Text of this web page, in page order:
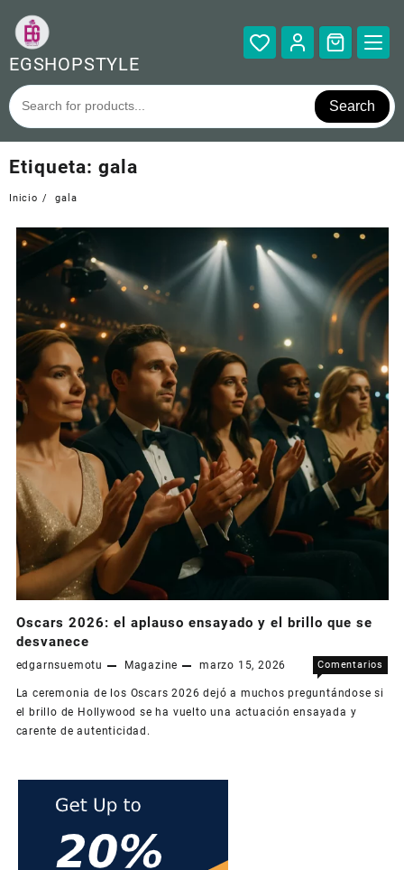
contenido
EGSHOPSTYLE
Search
Etiqueta: gala
Inicio gala
Oscars 2026: el aplauso ensayado y el brillo que se
desvanece
edgarnsuemotu Magazine marzo 15, 2026
Comentarios
La ceremonia de los Oscars 2026 dejó a muchos preguntándose si
el brillo de Hollywood se ha vuelto una actuación ensayada y
carente de autenticidad.